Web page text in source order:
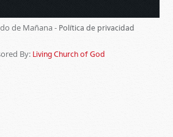
de Mañana - Política de privacidad
By: Living Church of God